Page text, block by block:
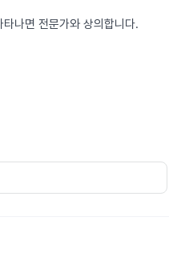
나면 전문가와 상의합니다.